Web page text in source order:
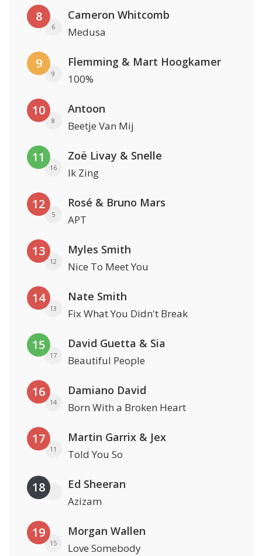
8
6
Cameron Whitcomb
Medusa
9
9
Flemming & Mart Hoogkamer
100%
10
8
Antoon
Beetje Van Mij
11
16
Zoë Livay & Snelle
Ik Zing
12
5
Rosé & Bruno Mars
APT
13
12
Myles Smith
Nice To Meet You
14
13
Nate Smith
Fix What You Didn't Break
15
17
David Guetta & Sia
Beautiful People
16
14
Damiano David
Born With a Broken Heart
17
11
Martin Garrix & Jex
Told You So
18 Ed Sheeran
Azizam
19
15
Morgan Wallen
Love Somebody